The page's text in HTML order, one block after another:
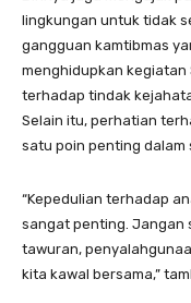
lingkungan untuk tidak
gangguan kamtibmas
menghidupkan
terhadap tindak
Selain itu, perhatian
satu poin penting dalam
“Kepedulian terhadap
sangat penting. Jangan
tawuran,
kita kawal bersama,”